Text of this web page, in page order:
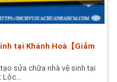
tại Khánh Hoà【Giảm
sửa chữa nhà vệ sinh tại